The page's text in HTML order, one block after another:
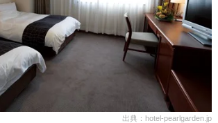
出典：hotel-pearlgarden.jp